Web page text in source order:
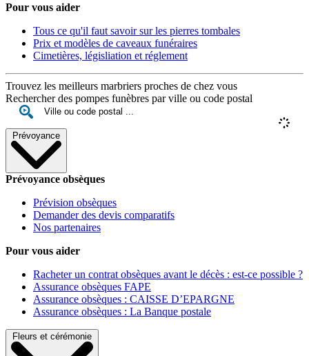
Pour vous aider
Tous ce qu'il faut savoir sur les pierres tombales
Prix et modèles de caveaux funéraires
Cimetières, législiation et réglement
Trouvez les meilleurs marbriers proches de chez vous
Rechercher des pompes funèbres par ville ou code postal
Prévoyance
Prévoyance obsèques
Prévision obsèques
Demander des devis comparatifs
Nos partenaires
Pour vous aider
Racheter un contrat obsèques avant le décès : est-ce possible ?
Assurance obsèques FAPE
Assurance obsèques : CAISSE D’EPARGNE
Assurance obsèques : La Banque postale
Fleurs et cérémonie